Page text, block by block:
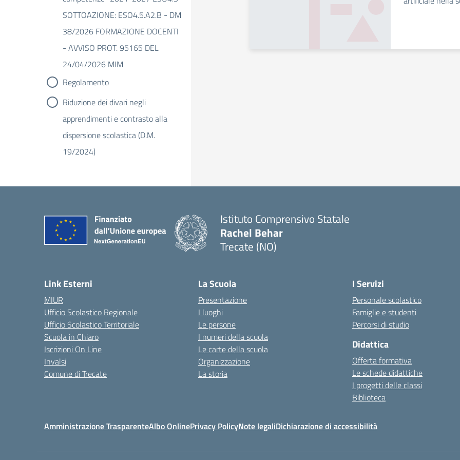
SOTTOAZIONE: ESO4.5.A2.B - DM
38/2026 FORMAZIONE DOCENTI
- AVVISO PROT. 95165 DEL
24/04/2026 MIM
Regolamento
Riduzione dei divari negli
apprendimenti e contrasto alla
dispersione scolastica (D.M.
19/2024)
Istituto Comprensivo Statale
Rachel Behar
Trecate (NO)
Link Esterni
MIUR
Ufficio Scolastico Regionale
Ufficio Scolastico Territoriale
Scuola in Chiaro
Iscrizioni On Line
Invalsi
Comune di Trecate
La Scuola
Presentazione
I luoghi
Le persone
I numeri della scuola
Le carte della scuola
Organizzazione
La storia
I Servizi
Personale scolastico
Famiglie e studenti
Percorsi di studio
Didattica
Offerta formativa
Le schede didattiche
I progetti delle classi
Biblioteca
Amministrazione TrasparenteAlbo OnlinePrivacy PolicyNote legaliDichiarazione di accessibilità